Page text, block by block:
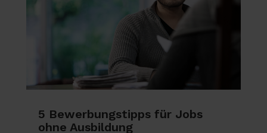
5 Bewerbungstipps für Jobs
ohne Ausbildung